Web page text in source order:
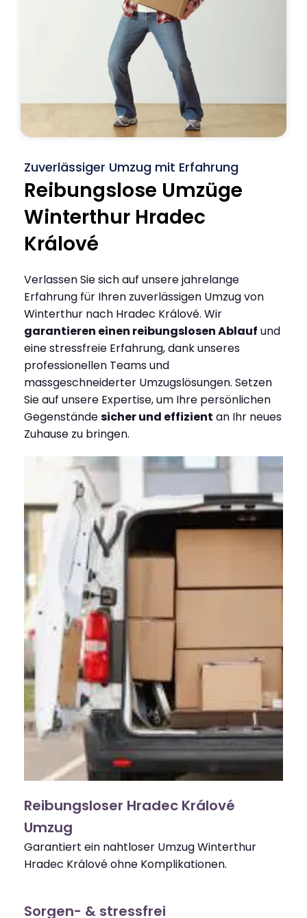
Zuverlässiger Umzug mit Erfahrung
Reibungslose Umzüge
Winterthur Hradec
Králové
Verlassen Sie sich auf unsere jahrelange
Erfahrung für Ihren zuverlässigen Umzug von
Winterthur nach Hradec Králové. Wir
garantieren einen reibungslosen Ablauf und
eine stressfreie Erfahrung, dank unseres
professionellen Teams und
massgeschneiderter Umzugslösungen. Setzen
Sie auf unsere Expertise, um Ihre persönlichen
Gegenständesicher und effizient an Ihr neues
Zuhause zu bringen.
Reibungsloser Hradec Králové
Umzug
Garantiert ein nahtloser Umzug Winterthur
Hradec Králové ohne Komplikationen.
Sorgen- & stressfrei